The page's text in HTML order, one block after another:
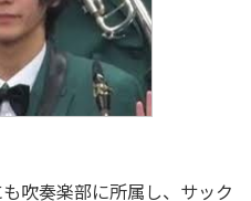
吹奏楽部に所属し、サック